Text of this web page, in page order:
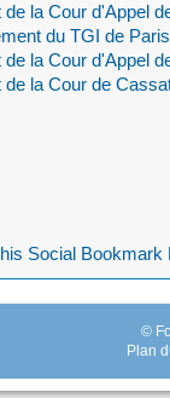
de la Cour d'Appel
du TGI de
de la Cour d'Appel
de la Cour de
©
Plan